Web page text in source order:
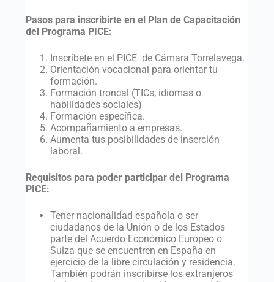
Pasos para inscribirte en el Plan de Capacitación
del Programa PICE:
Inscríbete en el PICE de Cámara Torrelavega.
Orientación vocacional para orientar tu
formación.
Formación troncal (TICs, idiomas o
habilidades sociales)
Formación específica.
Acompañamiento a empresas.
Aumenta tus posibilidades de inserción
laboral.
Requisitos para poder participar del Programa
PICE:
Tener nacionalidad española o ser
ciudadanos de la Unión o de los Estados
parte del Acuerdo Económico Europeo o
Suiza que se encuentren en España en
ejercicio de la libre circulación y residencia.
También podrán inscribirse los extranjeros